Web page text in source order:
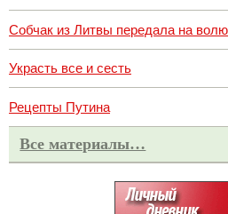
Собчак из Литвы передала на
Украсть все и сесть
Рецепты Путина
Все материалы…